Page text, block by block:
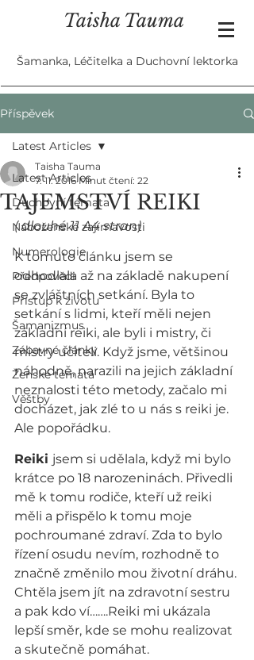
Taisha Tauma
Šamanka, Léčitelka a Duchovní lektorka
Příspěvek
Latest Articles
Duchovní témata
Náboženské zajímavosti
Numerologie
Předpovědi
Přístup k životu
Šamanizmus
Zábavné články
Ženské témata
Věštby
Latest Articles
TAJEMSTVÍ REIKI
Taisha Tauma
7. 11. 2016 Minut čtení: 22
( dlouhé 11 A4 stran)
K tomuto článku jsem se
odhodlala až na základě nakupení
se zvláštních setkání. Byla to
setkání s lidmi, kteří měli nejen
základní reiki, ale byli i mistry, či
mistry učiteli. Když jsme, většinou
náhodně, narazili na jejich základní
neznalosti této metody, začalo mi
docházet, jak zlé to u nás s reiki je.
Ale popořádku.
Reiki jsem si udělala, když mi bylo
krátce po 18 narozeninách. Přivedli
mě k tomu rodiče, kteří už reiki
měli a přispělo k tomu moje
pochroumané zdraví. Zda to bylo
řízení osudu nevím, rozhodně to
značně změnilo mou životní dráhu.
Chtěla jsem jít na zdravotní sestru
a pak kdo ví…….Reiki mi ukázala
lepší směr, kde se mohu realizovat
a skutečně pomáhat.